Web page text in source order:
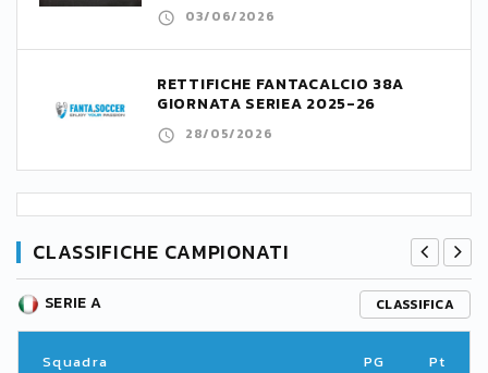
03/06/2026
RETTIFICHE FANTACALCIO 38A
GIORNATA SERIEA 2025-26
28/05/2026
CLASSIFICHE CAMPIONATI
SERIE A CLASSIFICA
Squadra PG Pt